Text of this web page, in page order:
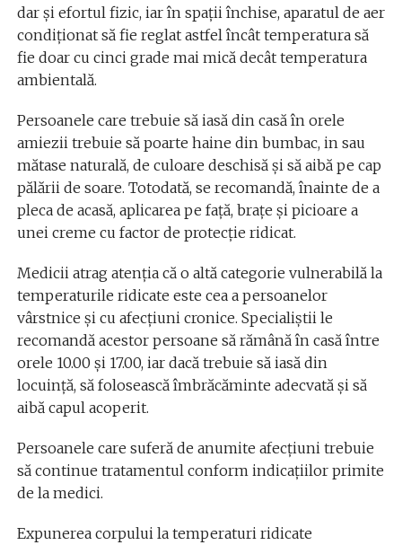
dar şi efortul fizic, iar în spaţii închise, aparatul de aer
condiţionat să fie reglat astfel încât temperatura să
fie doar cu cinci grade mai mică decât temperatura
ambientală.
Persoanele care trebuie să iasă din casă în orele
amiezii trebuie să poarte haine din bumbac, in sau
mătase naturală, de culoare deschisă şi să aibă pe cap
pălării de soare. Totodată, se recomandă, înainte de a
pleca de acasă, aplicarea pe faţă, braţe şi picioare a
unei creme cu factor de protecţie ridicat.
Medicii atrag atenţia că o altă categorie vulnerabilă la
temperaturile ridicate este cea a persoanelor
vârstnice şi cu afecţiuni cronice. Specialiştii le
recomandă acestor persoane să rămână în casă între
orele 10.00 şi 17.00, iar dacă trebuie să iasă din
locuinţă, să folosească îmbrăcăminte adecvată şi să
aibă capul acoperit.
Persoanele care suferă de anumite afecţiuni trebuie
să continue tratamentul conform indicaţiilor primite
de la medici.
Expunerea corpului la temperaturi ridicate